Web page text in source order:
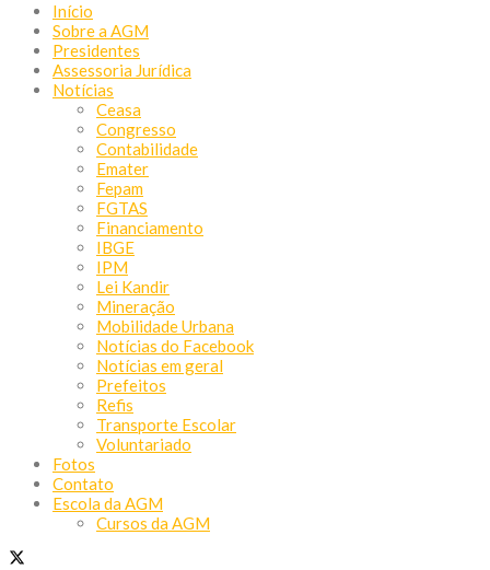
Início
Sobre a AGM
Presidentes
Assessoria Jurídica
Notícias
Ceasa
Congresso
Contabilidade
Emater
Fepam
FGTAS
Financiamento
IBGE
IPM
Lei Kandir
Mineração
Mobilidade Urbana
Notícias do Facebook
Notícias em geral
Prefeitos
Refis
Transporte Escolar
Voluntariado
Fotos
Contato
Escola da AGM
Cursos da AGM